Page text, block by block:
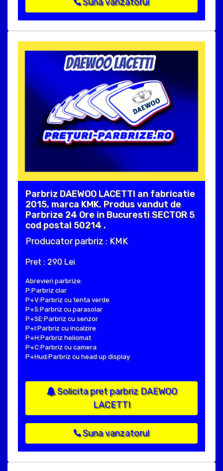
Parbriz DAEWOO LACETTI an fabricatie
2015, marca KMK. Produs vandut de
Parbrize 24 Ore in Bucuresti SECTOR 5
cod postal 50214 .
Producator parbriz : KMK
Pret : 290 Lei
Abrevieri parbrize:
P:Parbriz clar
P+V:Parbriz cu tenta verde
P+S:Parbriz cu parasolar
P+SE:Parbriz cu senzor
P+I:Parbriz cu incalzire
P+H:Parbriz heliomat
P+C:Parbriz cu camera
P+Hud:Parbriz cu head up display
Solicita pret parbriz DAEWOO
LACETTI
Suna vanzatorul